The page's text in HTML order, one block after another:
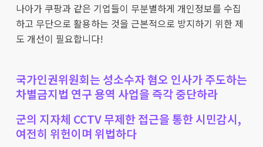
나아가 쿠팡과 같은 기업들이 무분별하게 개인정보를 수집
하고 무단으로 활용하는 것을 근본적으로 방지하기 위한 제
도 개선이 필요합니다!
국가인권위원회는 성소수자 혐오 인사가 주도하는
차별금지법 연구 용역 사업을 즉각 중단하라
군의 지자체 CCTV 무제한 접근을 통한 시민감시,
여전히 위헌이며 위법하다